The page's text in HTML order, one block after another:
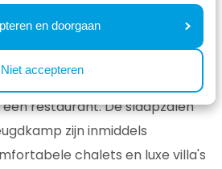
en doorgaan
Niet accepteren
uitstraling dankzij een
omgeving. Ook
over diverse faciliteiten
met ligweide, een voet-
restaurant. De slaapzalen
zijn inmiddels
chalets en luxe villa's